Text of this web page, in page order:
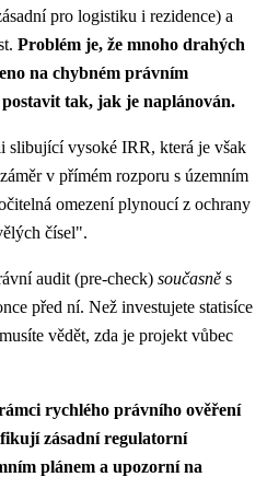
pro logistiku i rezidence) a
Problém je, že mnoho drahých
na chybném právním
tak, jak je naplánován.
slibující vysoké IRR, která je však
v přímém rozporu s územním
omezení plynoucí z ochrany
čísel".
audit (pre-check) současně s
před ní. Než investujete statisíce
vědět, zda je projekt vůbec
rychlého právního ověření
zásadní regulatorní
plánem a upozorní na